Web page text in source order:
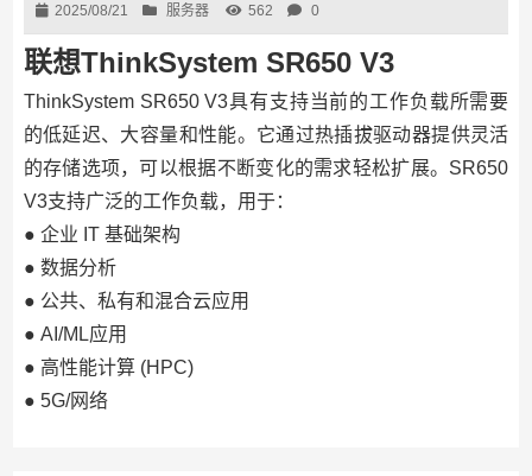
2025/08/21 服务器 562 0
联想ThinkSystem SR650 V3
ThinkSystem SR650 V3具有支持当前的工作负载所需要
的低延迟、大容量和性能。它通过热插拔驱动器提供灵活
的存储选项，可以根据不断变化的需求轻松扩展。SR650
V3支持广泛的工作负载，用于：
● 企业 IT 基础架构
● 数据分析
● 公共、私有和混合云应用
● AI/ML应用
● 高性能计算 (HPC)
● 5G/网络